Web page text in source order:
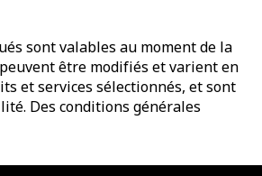
sont valables au moment de la
être modifiés et varient en
et services sélectionnés, et sont
Des conditions générales